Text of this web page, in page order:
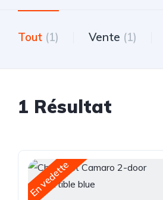
Tout (1) Vente (1)
1 Résultat
En vedette